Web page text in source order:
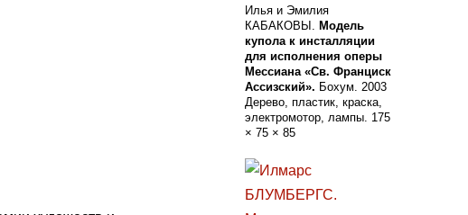
Илья и Эмилия
КАБАКОВЫ. Модель
купола к инсталляции
для исполнения оперы
Мессиана «Св. Франциск
Ассизский». Бохум. 2003
Дерево, пластик, краска,
электромотор, лампы. 175
× 75 × 85